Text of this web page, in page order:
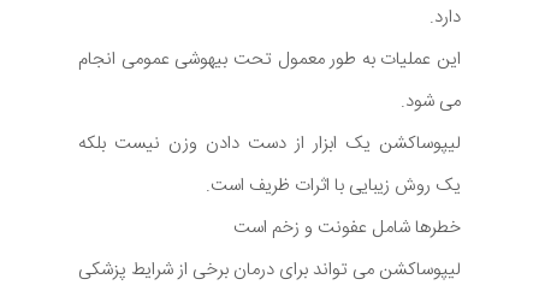
دارد.
این عملیات به طور معمول تحت بیهوشی عمومی انجام
می شود.
لیپوساکشن یک ابزار از دست دادن وزن نیست بلکه
یک روش زیبایی با اثرات ظریف است.
خطرها شامل عفونت و زخم است
لیپوساکشن می تواند برای درمان برخی از شرایط پزشکی